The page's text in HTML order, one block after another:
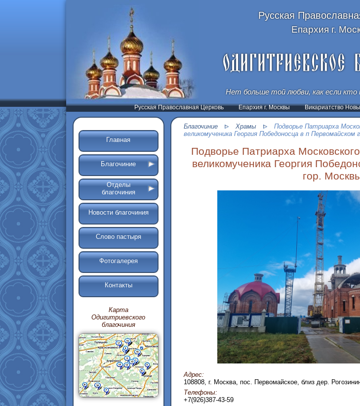
Русская
Епархия г.
Нет больше той любви, как если кто
Русская Православная Церковь Епархия г. Москвы Викариатство
Главная
Благочиние
Отделы
благочиния
Новости благочиния
Слово пастыря
Фотогалерея
Контакты
Карта
Одигитриевского
благочиния
Благочиние Храмы
Подворье Патриарха
великомученика Георгия Победоносца в п Первомайском
Подворье Патриарха
великомученика Георгия
гор.
Адрес:
108808, г. Москва, пос. Первомайское, близ дер.
Телефоны:
+7(926)387-43-59